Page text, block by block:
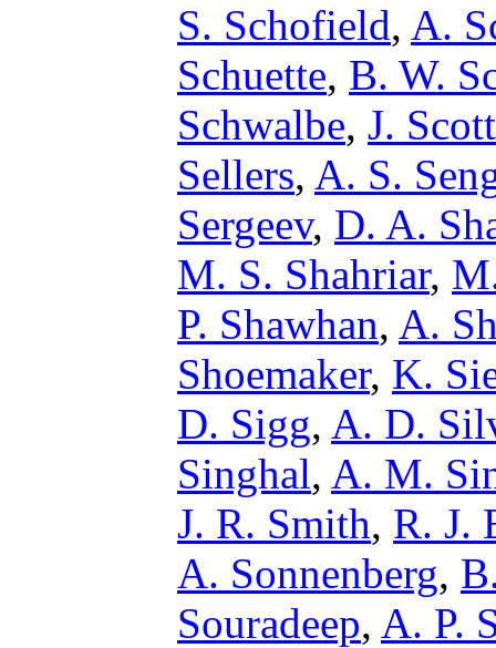
S. Schofield, A.
Schuette, B. W.
Schwalbe, J. Scott
Sellers, A. S.
Sergeev, D. A.
M. S. Shahriar,
P. Shawhan, A.
Shoemaker, K.
D. Sigg, A. D.
Singhal, A. M.
J. R. Smith, R. J.
A. Sonnenberg,
Souradeep, A. P.